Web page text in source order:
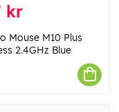
kr
Mouse M10 Plus
2.4GHz Blue